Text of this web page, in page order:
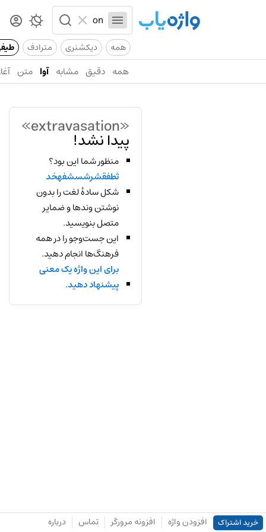
همه دیکشنری مترادف
همه دقیق مشابه آوا متن
«extravasation»
پیدا نشد!
منظور شما این بود؟
ثطفقشرشسشفهخد
شکل سادهٔ لغت را بدون
نوشتن وندها و ضمایر
متصل بنویسید.
این جست‌وجو را در همه
فرهنگ‌ها انجام دهید.
برای این واژه یک معنی
پیشنهاد دهید.
خرید اشتراک افزودن واژه افزونه مرورگر تماس درباره